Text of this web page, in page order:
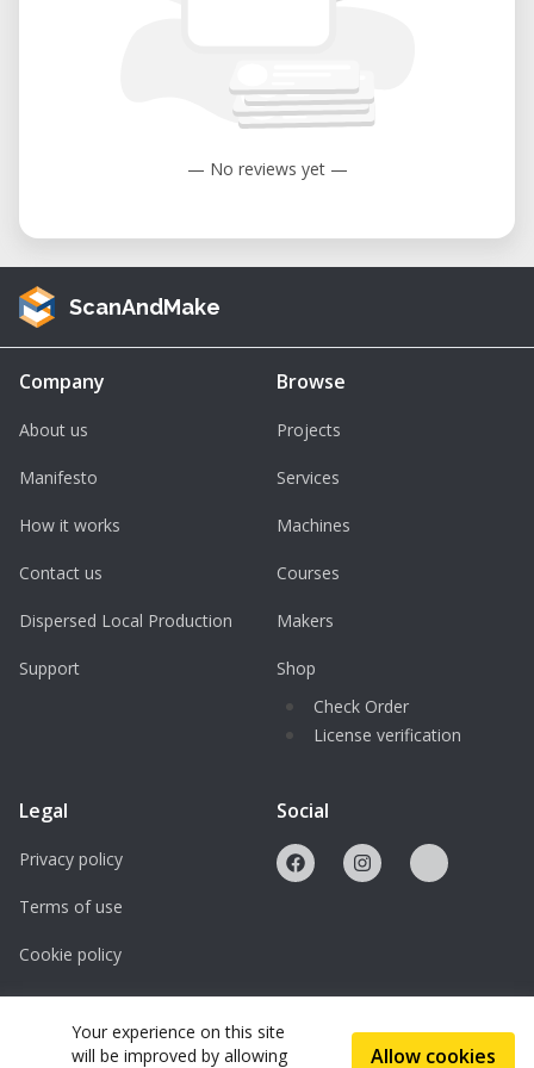
• 40 CHF pour les non-abonnés.
— No reviews yet —
ScanAndMake
Company
About us
Manifesto
How it works
Contact us
Dispersed Local Production
Support
Browse
Projects
Services
Machines
Courses
Makers
Shop
Check Order
License verification
Legal
Privacy policy
Terms of use
Cookie policy
Licenses
Social
Your experience on this site
will be improved by allowing
Allow cookies